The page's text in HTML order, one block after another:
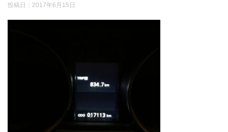
投稿日： 2017年6月15日